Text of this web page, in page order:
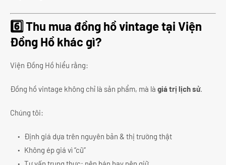
6️⃣ Thu mua đồng hồ vintage tại Viện
Đồng Hồ khác gì?
Viện Đồng Hồ hiểu rằng:
Đồng hồ vintage không chỉ là sản phẩm, mà là giá trị lịch sử.
Chúng tôi:
Định giá dựa trên nguyên bản & thị trường thật
Không ép giá vì “cũ”